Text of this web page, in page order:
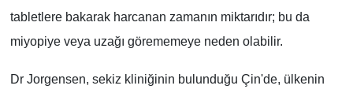
tabletlere bakarak harcanan zamanın miktarıdır; bu da
miyopiye veya uzağı görememeye neden olabilir.
Dr Jorgensen, sekiz kliniğinin bulunduğu Çin'de, ülkenin